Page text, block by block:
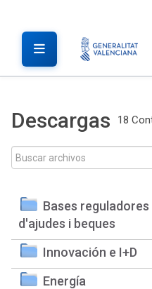
Descargas 18
Bases
d'ajudes i beques
Innovación e I+D
Energía